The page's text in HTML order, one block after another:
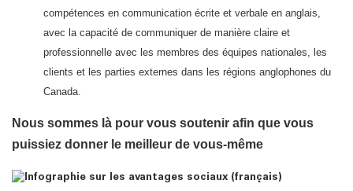
compétences en communication écrite et verbale en anglais,
avec la capacité de communiquer de manière claire et
professionnelle avec les membres des équipes nationales, les
clients et les parties externes dans les régions anglophones du
Canada.
Nous sommes là pour vous soutenir afin que vous
puissiez donner le meilleur de vous-même